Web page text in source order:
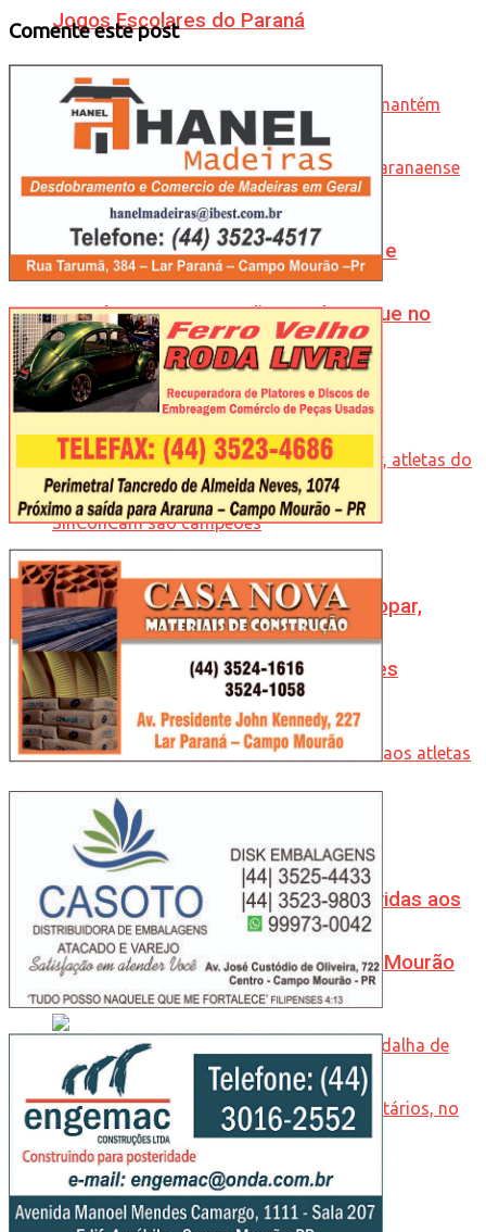
Jogos Escolares do Paraná
Natália Biazon conquista dois ouros e
mantém Campo Mourão em destaque no
xadrez paranaense
Bolão: Nos preparativos para o Jocopar,
atletas do SinConCam são campeões
Mais de 40 mil refeições serão servidas aos
atletas durante os JEPs em Campo Mourão
Comente este post